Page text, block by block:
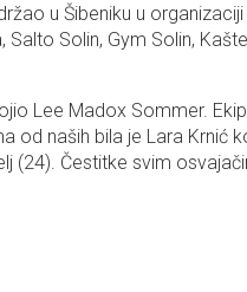
u Šibeniku u
Solin, Gym Solin,
Lee Madox Sommer.
od naših bila je Lara Krnić
(24). Čestitke svim